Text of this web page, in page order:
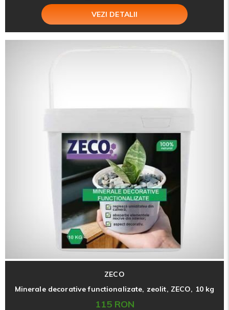
VEZI DETALII
ZECO
Minerale decorative functionalizate, zeolit, ZECO, 10 kg
115 RON